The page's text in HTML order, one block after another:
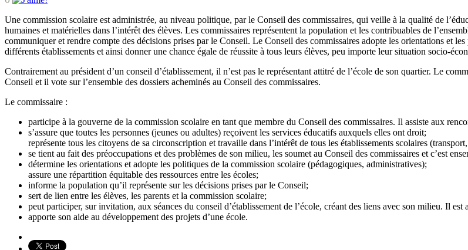
Une commission scolaire est administrée, au niveau politique, par le Conseil des commissaires, qui veille à la qualité de
humaines et matérielles dans l’intérêt des élèves. Les commissaires représentent la population et les contribuables de
communiquer et rendre compte des décisions prises par le Conseil. Le Conseil des commissaires adopte les orientations et
différents établissements et ainsi donner une chance égale de réussite à tous leurs élèves, peu importe leur situation socio-
Contrairement au président d’un conseil d’établissement, il n’est pas le représentant attitré de l’école de son quartier. Le
Conseil et il vote sur l’ensemble des dossiers acheminés au Conseil des commissaires.
Le commissaire :
participe à la gouverne de la commission scolaire en tant que membre du Conseil des commissaires. Il assiste aux
s’assure que toutes les personnes (jeunes ou adultes) reçoivent les services éducatifs auxquels elles ont droit;
représente tous les citoyens de sa circonscription et travaille dans l’intérêt de tous les établissements scolaires
se tient au fait des préoccupations et des problèmes de son milieu, les soumet au Conseil des commissaires et c’est
détermine les orientations et adopte les politiques de la commission scolaire (pédagogiques, administratives);
assure une répartition équitable des ressources entre les écoles;
informe la population qu’il représente sur les décisions prises par le Conseil;
sert de lien entre les élèves, les parents et la commission scolaire;
peut participer, sur invitation, aux séances du conseil d’établissement de l’école, créant des liens avec son milieu. Il est
apporte son aide au développement des projets d’une école.